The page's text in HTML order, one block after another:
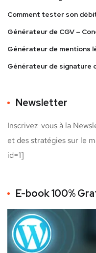
Comment tester son
Générateur de CGV –
Générateur de mentions
Générateur de signature
Newsletter
Inscrivez-vous à la
et des stratégies sur le
id=1]
E-book 100%